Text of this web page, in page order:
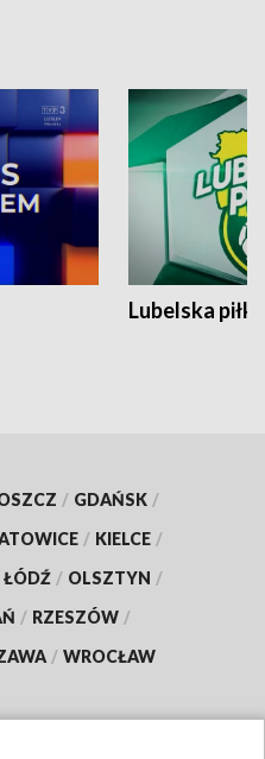
Lubelska piłka
/ GDAŃSK /
/ KIELCE /
ŁÓDŹ / OLSZTYN /
/ RZESZÓW /
/ WROCŁAW